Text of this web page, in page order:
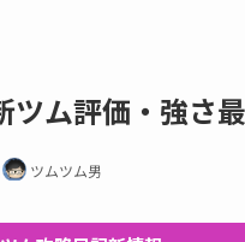
ツム評価・強さ
ツムツム男